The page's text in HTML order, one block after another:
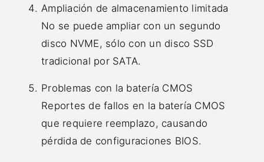
Ampliación de almacenamiento limitada
No se puede ampliar con un segundo
disco NVME, sólo con un disco SSD
tradicional por SATA.
Problemas con la batería CMOS
Reportes de fallos en la batería CMOS
que requiere reemplazo, causando
pérdida de configuraciones BIOS.